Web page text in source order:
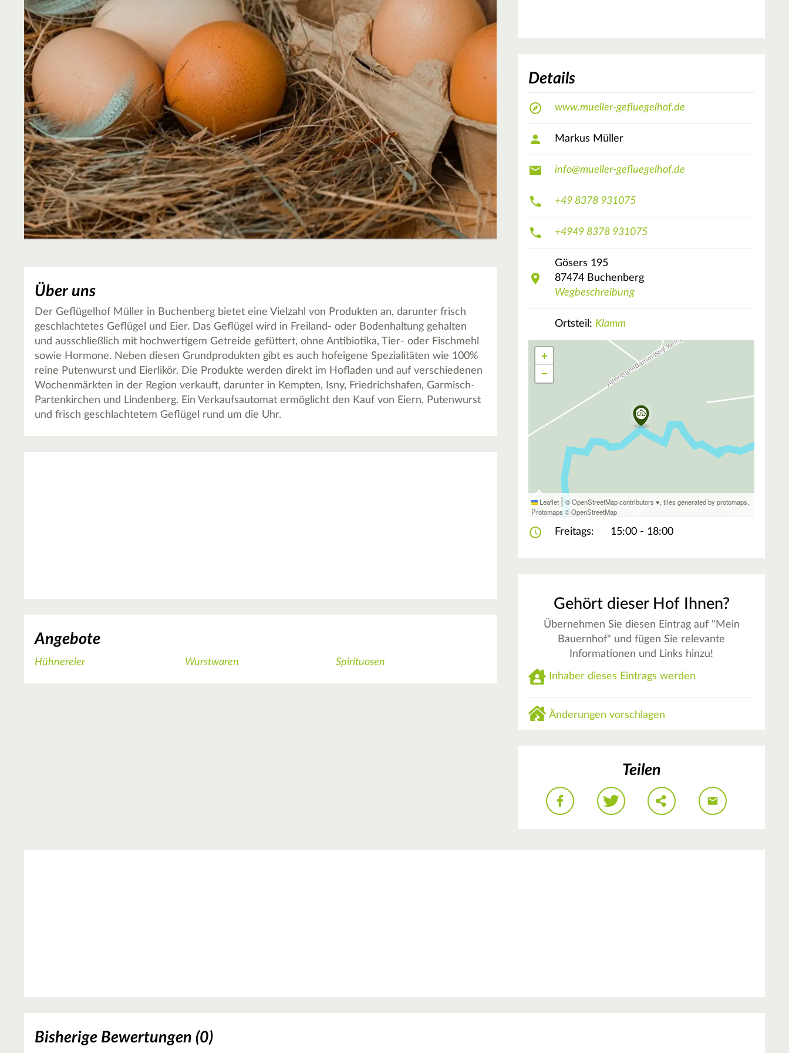
Über uns
Der Geflügelhof Müller in Buchenberg bietet eine Vielzahl von Produkten an, darunter frisch
geschlachtetes Geflügel und Eier. Das Geflügel wird in Freiland- oder Bodenhaltung gehalten
und ausschließlich mit hochwertigem Getreide gefüttert, ohne Antibiotika, Tier- oder Fischmehl
sowie Hormone. Neben diesen Grundprodukten gibt es auch hofeigene Spezialitäten wie 100%
reine Putenwurst und Eierlikör. Die Produkte werden direkt im Hofladen und auf verschiedenen
Wochenmärkten in der Region verkauft, darunter in Kempten, Isny, Friedrichshafen, Garmisch-
Partenkirchen und Lindenberg. Ein Verkaufsautomat ermöglicht den Kauf von Eiern, Putenwurst
und frisch geschlachtetem Geflügel rund um die Uhr.
Angebote
Hühnereier Wurstwaren Spirituosen
Details
www.mueller-gefluegelhof.de
Markus Müller
info@mueller-gefluegelhof.de
+49 8378 931075
+4949 8378 931075
Gösers 195
87474 Buchenberg
Wegbeschreibung
Ortsteil: Klamm
+
−
Leaflet | © OpenStreetMap contributors ♥,tiles generated by protomaps,
Protomaps ©OpenStreetMap
Freitags: 15:00 - 18:00
Gehört dieser Hof Ihnen?
Übernehmen Sie diesen Eintrag auf "Mein
Bauernhof" und fügen Sie relevante
Informationen und Links hinzu!
Inhaber dieses Eintrags werden
Änderungen vorschlagen
Teilen
Bisherige Bewertungen (0)